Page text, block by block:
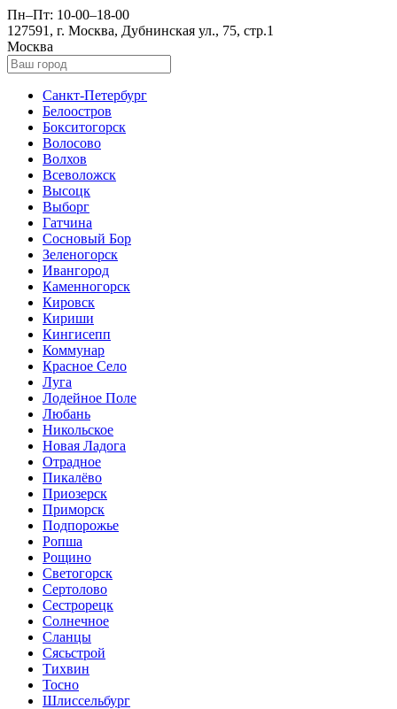
Пн–Пт: 10-00–18-00
127591, г. Москва, Дубнинская ул., 75, стр.1
Москва
Санкт-Петербург
Белоостров
Бокситогорск
Волосово
Волхов
Всеволожск
Высоцк
Выборг
Гатчина
Сосновый Бор
Зеленогорск
Ивангород
Каменногорск
Кировск
Кириши
Кингисепп
Коммунар
Красное Село
Луга
Лодейное Поле
Любань
Никольское
Новая Ладога
Отрадное
Пикалёво
Приозерск
Приморск
Подпорожье
Ропша
Рощино
Светогорск
Сертолово
Сестрорецк
Солнечное
Сланцы
Сясьстрой
Тихвин
Тосно
Шлиссельбург